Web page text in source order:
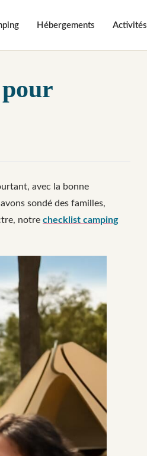
Hébergements Activités
pour
avec la bonne
sondé des familles,
notre checklist camping